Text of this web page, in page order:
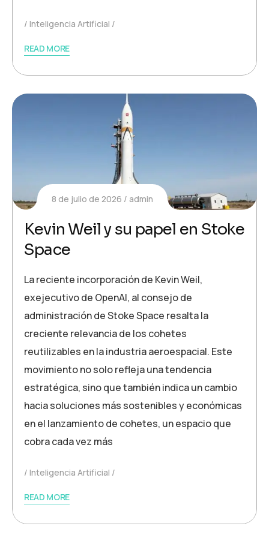
Inteligencia Artificial
READ MORE
8 de julio de 2026 admin
Kevin Weil y su papel en Stoke
Space
La reciente incorporación de Kevin Weil,
exejecutivo de OpenAI, al consejo de
administración de Stoke Space resalta la
creciente relevancia de los cohetes
reutilizables en la industria aeroespacial. Este
movimiento no solo refleja una tendencia
estratégica, sino que también indica un cambio
hacia soluciones más sostenibles y económicas
en el lanzamiento de cohetes, un espacio que
cobra cada vez más
Inteligencia Artificial
READ MORE